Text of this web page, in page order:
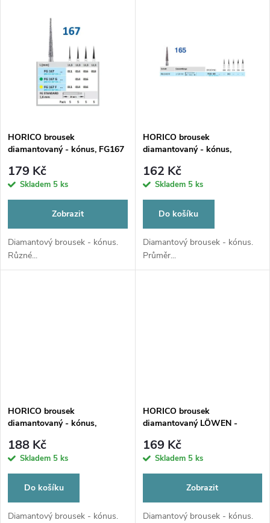
u
HORICO brousek
diamantovaný - kónus, FG167
179 Kč
Skladem 5 ks
Zobrazit
Diamantový brousek - kónus.
Různé...
HORICO brousek
diamantovaný - kónus,
162 Kč
Skladem 5 ks
Do košíku
Diamantový brousek - kónus.
Průměr...
HORICO brousek
diamantovaný - kónus,
188 Kč
Skladem 5 ks
Do košíku
Diamantový brousek - kónus.
HORICO brousek
diamantovaný LÖWEN -
169 Kč
Skladem 5 ks
Zobrazit
Diamantový brousek - kónus.